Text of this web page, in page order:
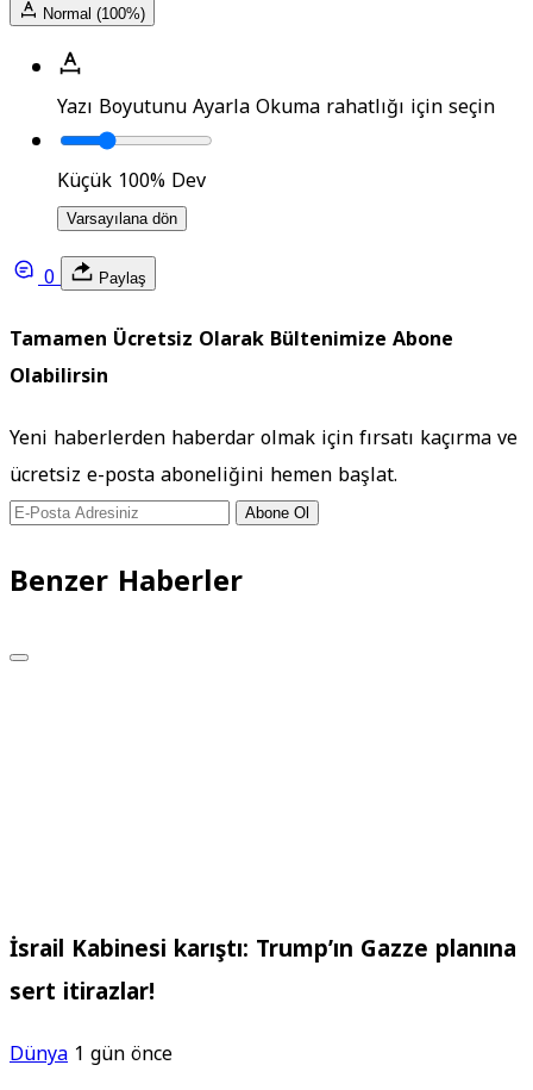
Normal (100%)
Yazı Boyutunu AyarlaOkuma rahatlığı için seçin
Küçük 100%Dev
Varsayılana dön
0 Paylaş
Tamamen Ücretsiz Olarak Bültenimize Abone
Olabilirsin
Yeni haberlerden haberdar olmak için fırsatı kaçırma ve
ücretsiz e-posta aboneliğini hemen başlat.
Abone Ol
Benzer Haberler
İsrail Kabinesi karıştı: Trump’ın Gazze planına
sert itirazlar!
Dünya 1 gün önce